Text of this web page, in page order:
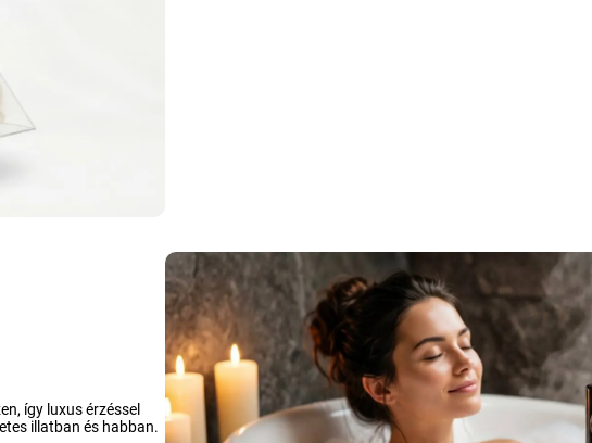
így luxus érzéssel
illatban és habban.